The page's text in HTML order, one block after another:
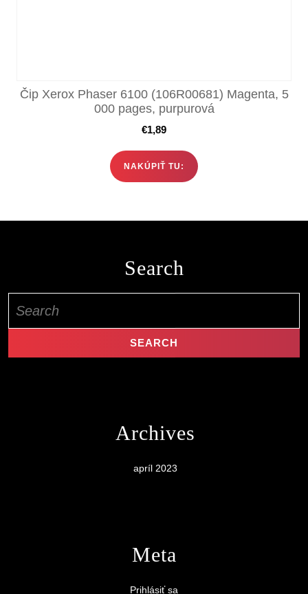
Čip Xerox Phaser 6100 (106R00681) Magenta, 5
000 pages, purpurová
€1,89
NAKÚPIŤ TU:
Search
for:
Archives
apríl 2023
Meta
Prihlásiť sa